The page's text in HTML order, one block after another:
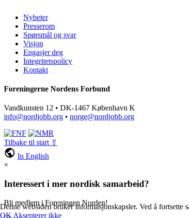
Nyheter
Presserom
Spørsmål og svar
Visjon
Engasjer deg
Integritetspolicy
Kontakt
Foreningerne Nordens Forbund
Vandkunsten 12 • DK-1467 København K
info@nordjobb.org • norge@nordjobb.org
Tilbake til start ⇧
public In English
×
Interessert i mer nordisk samarbeid?
Bli medlem i Foreningen Norden!
Denne websiden bruker informasjonskapsler. Ved å fortsette
OK Aksepterer ikke